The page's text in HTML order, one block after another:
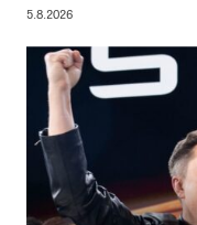
5.8.2026